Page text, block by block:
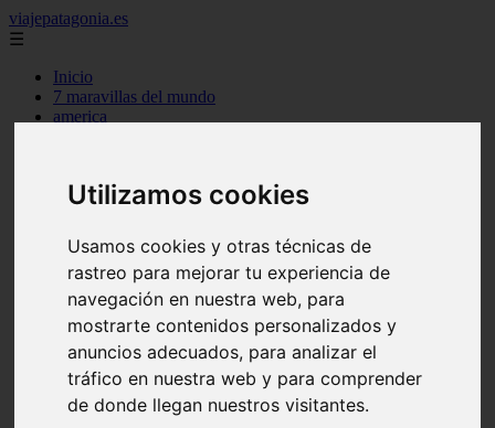
Utilizamos cookies
Usamos cookies y otras técnicas de
rastreo para mejorar tu experiencia de
navegación en nuestra web, para
mostrarte contenidos personalizados y
anuncios adecuados, para analizar el
tráfico en nuestra web y para comprender
de donde llegan nuestros visitantes.
viajepatagonia.es
☰
Inicio
7 maravillas del mundo
america
c cordoba
c generalidades del pais
c mendoza
c neuquen
c provincias
c rio negro
c santa fe
c tierra de fuego
c tucuman
c zona austral
carmen